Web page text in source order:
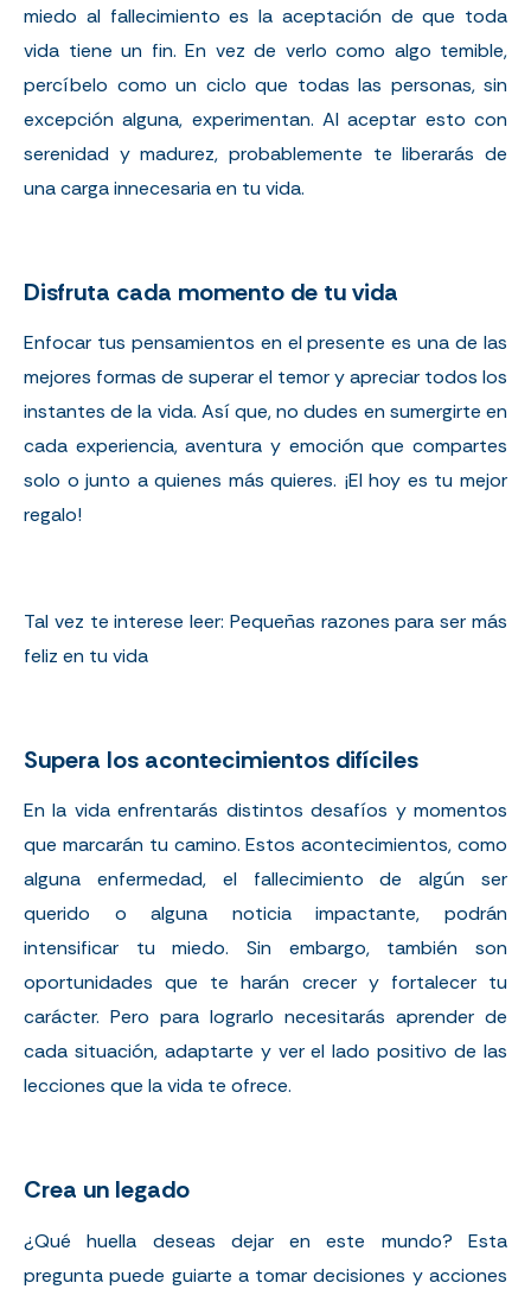
miedo al fallecimiento es la aceptación de que toda
vida tiene un fin. En vez de verlo como algo temible,
percíbelo como un ciclo que todas las personas, sin
excepción alguna, experimentan. Al aceptar esto con
serenidad y madurez, probablemente te liberarás de
una carga innecesaria en tu vida.
Disfruta cada momento de tu vida
Enfocar tus pensamientos en el presente es una de las
mejores formas de superar el temor y apreciar todos los
instantes de la vida. Así que, no dudes en sumergirte en
cada experiencia, aventura y emoción que compartes
solo o junto a quienes más quieres. ¡El hoy es tu mejor
regalo!
Tal vez te interese leer: Pequeñas razones para ser más
feliz en tu vida
Supera los acontecimientos difíciles
En la vida enfrentarás distintos desafíos y momentos
que marcarán tu camino. Estos acontecimientos, como
alguna enfermedad, el fallecimiento de algún ser
querido o alguna noticia impactante, podrán
intensificar tu miedo. Sin embargo, también son
oportunidades que te harán crecer y fortalecer tu
carácter. Pero para lograrlo necesitarás aprender de
cada situación, adaptarte y ver el lado positivo de las
lecciones que la vida te ofrece.
Crea un legado
¿Qué huella deseas dejar en este mundo? Esta
pregunta puede guiarte a tomar decisiones y acciones